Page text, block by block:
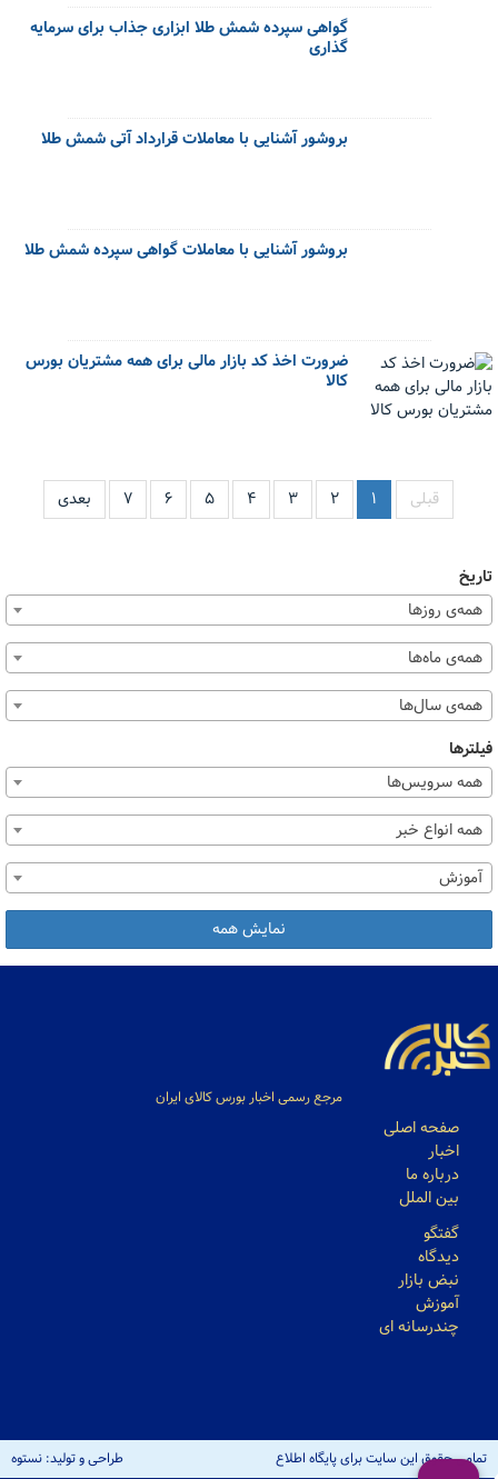
گواهی سپرده شمش طلا ابزاری جذاب برای سرمایه
گذاری
بروشور آشنایی با معاملات قرارداد آتی شمش طلا
بروشور آشنایی با معاملات گواهی سپرده شمش طلا
ضرورت اخذ کد بازار مالی برای همه مشتریان بورس
کالا
قبلی ۱ ۲ ۳ ۴ ۵ ۶ ۷ بعدی
تاریخ
همه‌ی روزها
همه‌ی ماه‌ها
همه‌ی سال‌ها
فیلترها
همه سرویس‌ها
همه انواع خبر
آموزش
نمایش همه
مرجع رسمی اخبار بورس کالای ایران
صفحه اصلی
اخبار
درباره ما
بین الملل
گفتگو
دیدگاه
نبض بازار
آموزش
چندرسانه ای
تمامی حقوق این سایت برای پایگاه اطلاع طراحی و تولید: نستوه